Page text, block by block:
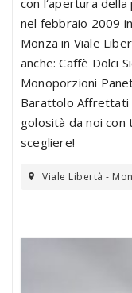
con l‘apertura
nel febbraio 2009
Monza in Viale
anche: Caffè Dolci
Monoporzioni
Barattolo Affrettati
golosità da noi
scegliere!
Viale Libertà -